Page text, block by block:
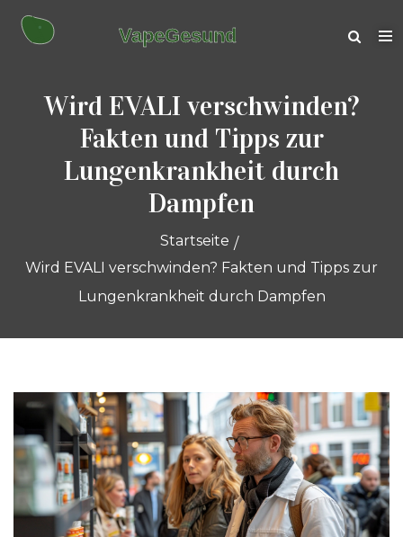
Wird EVALI verschwinden?
Fakten und Tipps zur
Lungenkrankheit durch
Dampfen
Startseite
Wird EVALI verschwinden? Fakten und Tipps zur
Lungenkrankheit durch Dampfen